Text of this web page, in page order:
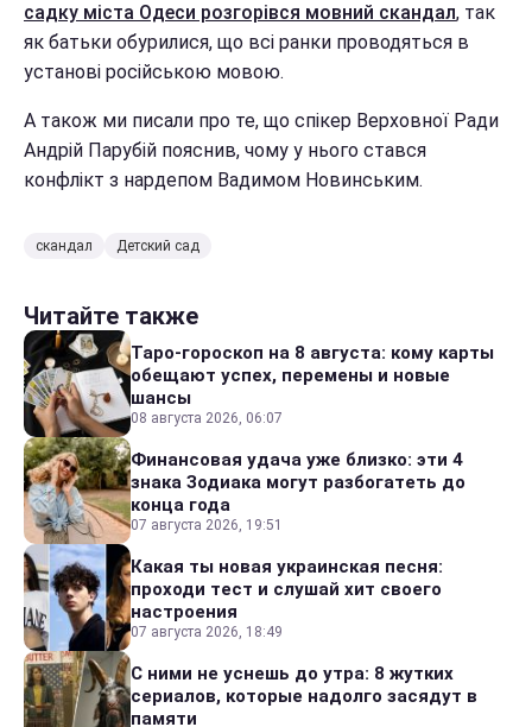
садку міста Одеси розгорівся мовний скандал, так
як батьки обурилися, що всі ранки проводяться в
установі російською мовою.
А також ми писали про те, що спікер Верховної Ради
Андрій Парубій пояснив, чому у нього стався
конфлікт з нардепом Вадимом Новинським.
скандал Детский сад
Читайте также
Таро-гороскоп на 8 августа: кому карты
обещают успех, перемены и новые
шансы
08 августа 2026, 06:07
Финансовая удача уже близко: эти 4
знака Зодиака могут разбогатеть до
конца года
07 августа 2026, 19:51
Какая ты новая украинская песня:
проходи тест и слушай хит своего
настроения
07 августа 2026, 18:49
С ними не уснешь до утра: 8 жутких
сериалов, которые надолго засядут в
памяти